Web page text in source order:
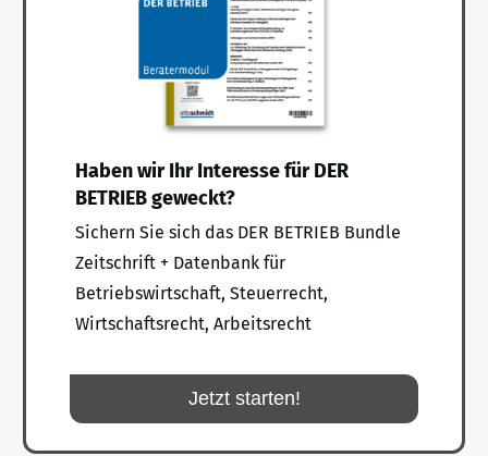
Haben wir Ihr Interesse für DER
BETRIEB geweckt?
Sichern Sie sich das DER BETRIEB Bundle
Zeitschrift + Datenbank für
Betriebswirtschaft, Steuerrecht,
Wirtschaftsrecht, Arbeitsrecht
Jetzt starten!